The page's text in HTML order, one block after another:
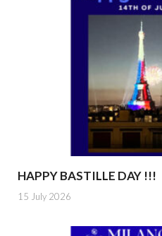
HAPPY BASTILLE DAY !!!
15 July 2026